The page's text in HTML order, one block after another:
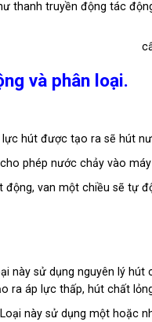
thanh truyền động tác
và phân loại.
hút được tạo ra sẽ hút
phép nước chảy vào máy
động, van một chiều sẽ tự
này sử dụng nguyên lý
ra áp lực thấp, hút chất
Loại này sử dụng một hoặc